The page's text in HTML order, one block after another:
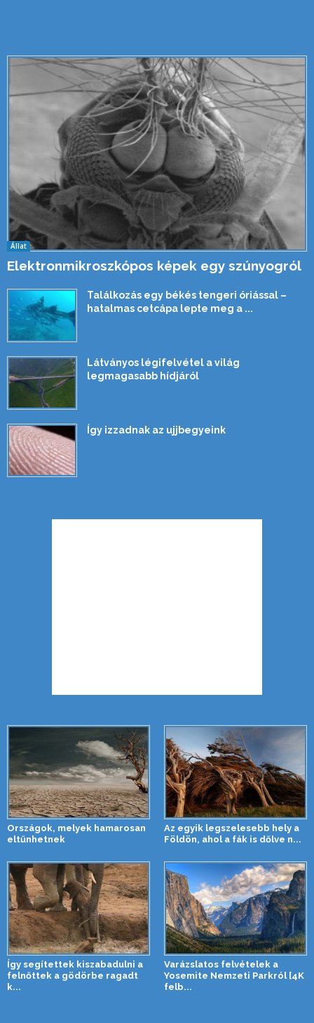
Állat
Elektronmikroszkópos képek egy szúnyogról
Találkozás egy békés tengeri óriással –
hatalmas cetcápa lepte meg a ...
Látványos légifelvétel a világ
legmagasabb hídjáról
Így izzadnak az ujjbegyeink
Országok, melyek hamarosan
eltűnhetnek
Az egyik legszelesebb hely a
Földön, ahol a fák is dőlve n...
Így segítettek kiszabadulni a
felnőttek a gödörbe ragadt
k...
Varázslatos felvételek a
Yosemite Nemzeti Parkról [4K
felb...